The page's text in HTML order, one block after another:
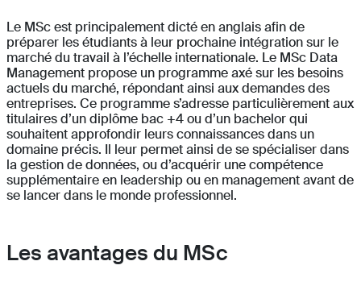
Le MSc est principalement dicté en anglais afin de
préparer les étudiants à leur prochaine intégration sur le
marché du travail à l’échelle internationale. Le MSc Data
Management propose un programme axé sur les besoins
actuels du marché, répondant ainsi aux demandes des
entreprises. Ce programme s’adresse particulièrement aux
titulaires d’un diplôme bac +4 ou d’un bachelor qui
souhaitent approfondir leurs connaissances dans un
domaine précis. Il leur permet ainsi de se spécialiser dans
la gestion de données, ou d’acquérir une compétence
supplémentaire en leadership ou en management avant de
se lancer dans le monde professionnel.
Les avantages du MSc